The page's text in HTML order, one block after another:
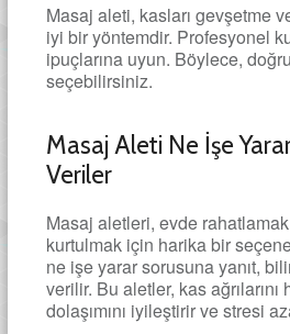
Masaj aleti, kasları gevşetme
iyi bir yöntemdir. Profesyonel
ipuçlarına uyun. Böylece,
seçebilirsiniz.
Masaj Aleti Ne İşe
Veriler
Masaj aletleri, evde
kurtulmak için harika bir
ne işe yarar sorusuna yanıt,
verilir. Bu aletler, kas ağrılarını
dolaşımını iyileştirir ve stresi